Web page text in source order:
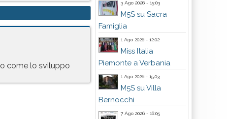
come lo sviluppo
3 Ago 2026 - 15:03
M5S su Sacra
Famiglia
1 Ago 2026 - 12:02
Miss Italia
Piemonte a Verbania
1 Ago 2026 - 15:03
M5S su Villa
Bernocchi
7 Ago 2026 - 16:05